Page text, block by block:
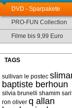
DVD - Sparpakete
PRO-FUN Collection
Filme bis 9,99 Euro
TAGS
sullivan le postec
baptiste berhoun
silvia brunelli shamim
ron oliver q allan